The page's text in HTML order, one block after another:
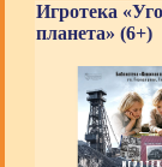
Игротека
планета» (6+)